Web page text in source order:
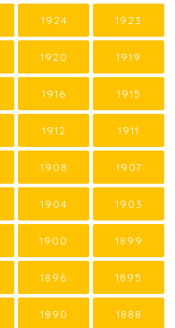
1924 1923
1920 1919
1916 1915
1912 1911
1908 1907
1904 1903
1900 1899
1896 1895
1890 1888